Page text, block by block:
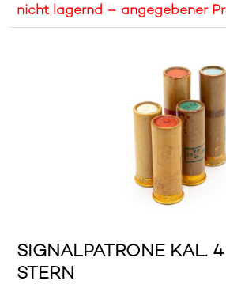
nicht lagernd – angegebener
SIGNALPATRONE KAL. 4
TERN